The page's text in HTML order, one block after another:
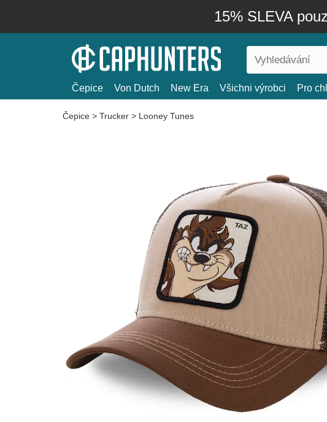
15% SLEVA
Čepice Von Dutch New Era Všichni výrobci Pro
Čepice > Trucker > Looney Tunes